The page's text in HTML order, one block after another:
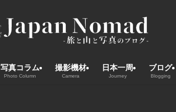
写真コラム
Photo Column
撮影機材
Camera
日本一周
Journey
ブログ
Blogging